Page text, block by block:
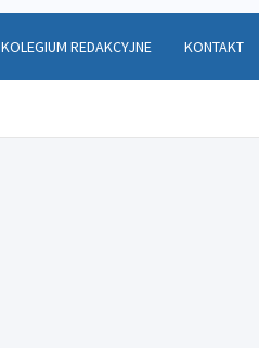
KOLEGIUM REDAKCYJNE KONTAKT